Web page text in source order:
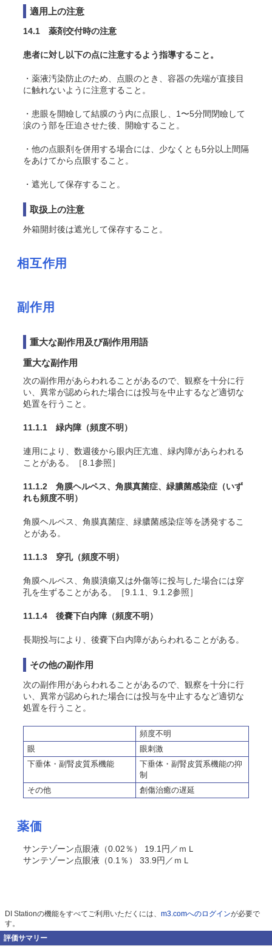
適用上の注意
14.1 薬剤交付時の注意
患者に対し以下の点に注意するよう指導すること。
・薬液汚染防止のため、点眼のとき、容器の先端が直接目
に触れないように注意すること。
・患眼を開瞼して結膜のう 内に点眼し、1〜5分間閉瞼して
涙のう部を圧迫させた後、開瞼すること。
・他の点眼剤を併用する場合には、少なくとも5分以上間隔
をあけてから点眼すること。
・遮光して保存すること。
取扱上の注意
外箱開封後は遮光して保存すること。
相互作用
副作用
重大な副作用及び副作用用語
重大な副作用
次の副作用があらわれることがあるので、観察を十分に行
い、異常が認められた場合には投与を中止するなど適切な
処置を行うこと。
11.1.1 緑内障 （頻度不明）
連用により、数週後から眼内圧亢進、緑内障があらわれる
ことがある。［8.1参照］
11.1.2 角膜ヘルペス、角膜真菌症、緑膿菌感染症 （いず
れも頻度不明）
角膜ヘルペス、角膜真菌症、緑膿菌感染症等を誘発するこ
とがある。
11.1.3 穿孔（頻度不明）
角膜ヘルペス、角膜潰瘍又は外傷等に投与した場合には穿
孔を生ずることがある。［9.1.1、9.1.2参照］
11.1.4 後嚢下白内障 （頻度不明）
長期投与により、後嚢下白内障があらわれることがある。
その他の副作用
次の副作用があらわれることがあるので、観察を十分に行
い、異常が認められた場合には投与を中止するなど適切な
処置を行うこと。
頻度不明
眼
眼刺激
下垂体・副腎皮質系機能
下垂体・副腎皮質系機能の抑
制
その他
創傷治癒の遅延
薬価
サンテゾーン点眼液（0.02％） 19.1円／ｍＬ
サンテゾーン点眼液（0.1％） 33.9円／ｍＬ
DI Stationの機能をすべてご利用いただくには、 m3.comへのログインが必要で
す。
評価サマリー